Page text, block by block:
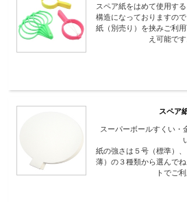
スペア紙をはめて使用す
構造になっておりますの
紙（別売り）を挟みご利
え可能で
スペア
スーパーボールすくい・
紙の強さは５号（標準）
薄）の３種類から選んで
トでご